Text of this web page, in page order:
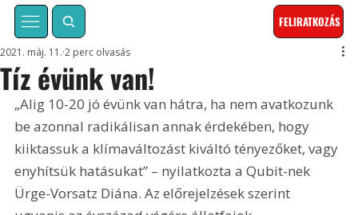
FELIRATKOZÁS
Tíz évünk van!
2021. máj. 11. 2 perc olvasás
„Alig 10-20 jó évünk van hátra, ha nem avatkozunk
be azonnal radikálisan annak érdekében, hogy
kiiktassuk a klímaváltozást kiváltó tényezőket, vagy
enyhítsük hatásukat” – nyilatkozta a Qubit-nek
Ürge-Vorsatz Diána. Az előrejelzések szerint